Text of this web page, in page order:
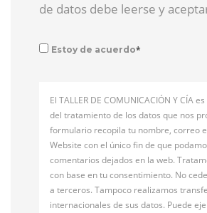
de datos debe leerse y
Estoy de acuerdo*
El TALLER DE COMUNICACIÓN Y CÍA
del tratamiento de los datos que nos
formulario recopila tu nombre, correo
Website con el único fin de que
comentarios dejados en la web.
con base en tu consentimiento. No
a terceros. Tampoco realizamos
internacionales de sus datos. Puede